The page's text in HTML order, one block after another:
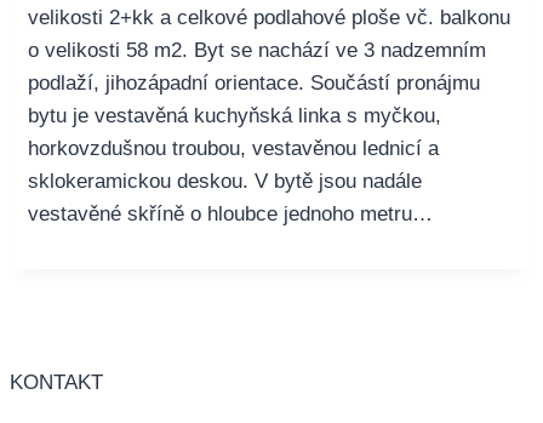
velikosti 2+kk a celkové podlahové ploše vč. balkonu
o velikosti 58 m2. Byt se nachází ve 3 nadzemním
podlaží, jihozápadní orientace. Součástí pronájmu
bytu je vestavěná kuchyňská linka s myčkou,
horkovzdušnou troubou, vestavěnou lednicí a
sklokeramickou deskou. V bytě jsou nadále
vestavěné skříně o hloubce jednoho metru…
KONTAKT